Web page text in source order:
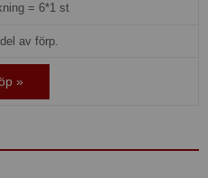
= 6*1 st
av förp.
»